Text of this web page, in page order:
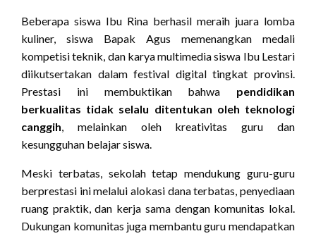
Beberapa siswa Ibu Rina berhasil meraih juara lomba
kuliner, siswa Bapak Agus memenangkan medali
kompetisi teknik, dan karya multimedia siswa Ibu Lestari
diikutsertakan dalam festival digital tingkat provinsi.
Prestasi ini membuktikan bahwa pendidikan
berkualitas tidak selalu ditentukan oleh teknologi
canggih, melainkan oleh kreativitas guru dan
kesungguhan belajar siswa.
Meski terbatas, sekolah tetap mendukung guru-guru
berprestasi ini melalui alokasi dana terbatas, penyediaan
ruang praktik, dan kerja sama dengan komunitas lokal.
Dukungan komunitas juga membantu guru mendapatkan